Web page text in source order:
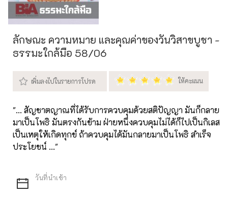
ลักษณะ ความหมาย และคุณค่าของวันวิสาขบูชา -
ธรรมะใกล้มือ 58/06
"... สัญชาตญาณที่ได้รับการควบคุมด้วยสติปัญญา มันก็กลาย
มาเป็นโพธิ มันตรงกันข้าม ฝ่ายหนึ่งควบคุมไม่ได้ก็ไปเป็นกิเลส
เป็นเหตุให้เกิดทุกข์ ถ้าควบคุมได้มันกลายมาเป็นโพธิ สำเร็จ
ประโยชน์ ..."